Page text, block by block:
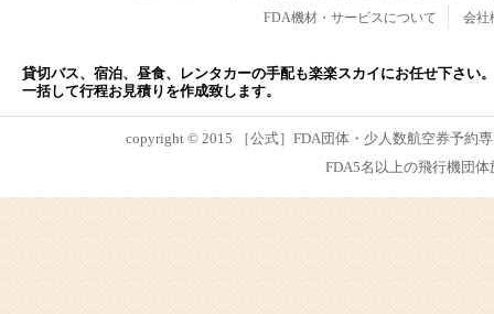
FDA機材・サービスについて
会社
貸切バス、宿泊、昼食、レンタカーの手配も楽楽スカイにお任せ下さい。
一括して行程お見積りを作成致します。
copyright © 2015 ［公式］FDA団体・少人数航空券予約
FDA5名以上の飛行機団